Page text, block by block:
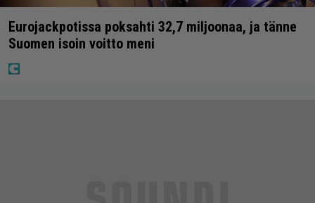
Eurojackpotissa poksahti 32,7 miljoonaa, ja tänne
Suomen isoin voitto meni